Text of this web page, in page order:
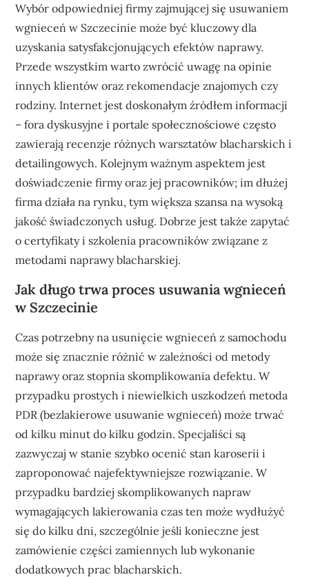
Wybór odpowiedniej firmy zajmującej się usuwaniem
wgnieceń w Szczecinie może być kluczowy dla
uzyskania satysfakcjonujących efektów naprawy.
Przede wszystkim warto zwrócić uwagę na opinie
innych klientów oraz rekomendacje znajomych czy
rodziny. Internet jest doskonałym źródłem informacji
– fora dyskusyjne i portale społecznościowe często
zawierają recenzje różnych warsztatów blacharskich i
detailingowych. Kolejnym ważnym aspektem jest
doświadczenie firmy oraz jej pracowników; im dłużej
firma działa na rynku, tym większa szansa na wysoką
jakość świadczonych usług. Dobrze jest także zapytać
o certyfikaty i szkolenia pracowników związane z
metodami naprawy blacharskiej.
Jak długo trwa proces usuwania wgnieceń
w Szczecinie
Czas potrzebny na usunięcie wgnieceń z samochodu
może się znacznie różnić w zależności od metody
naprawy oraz stopnia skomplikowania defektu. W
przypadku prostych i niewielkich uszkodzeń metoda
PDR (bezlakierowe usuwanie wgnieceń) może trwać
od kilku minut do kilku godzin. Specjaliści są
zazwyczaj w stanie szybko ocenić stan karoserii i
zaproponować najefektywniejsze rozwiązanie. W
przypadku bardziej skomplikowanych napraw
wymagających lakierowania czas ten może wydłużyć
się do kilku dni, szczególnie jeśli konieczne jest
zamówienie części zamiennych lub wykonanie
dodatkowych prac blacharskich.